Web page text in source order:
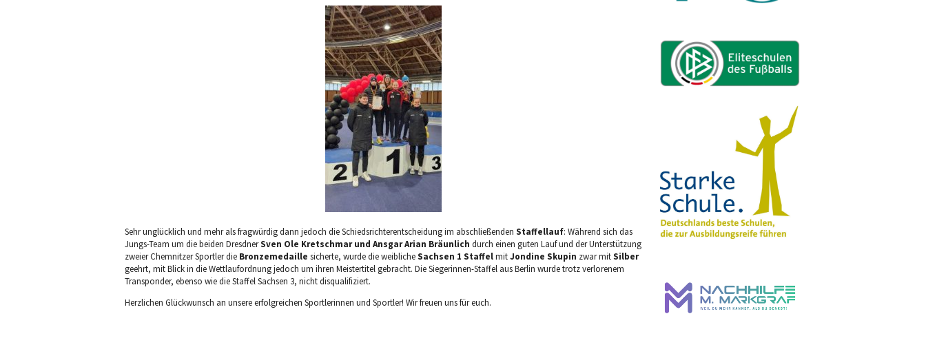
Sehr unglücklich und mehr als fragwürdig dann jedoch die Schiedsrichterentscheidung im abschließenden Staffellauf: Während sich das
Jungs-Team um die beiden DresdnerSven Ole Kretschmar und Ansgar Arian Bräunlich durch einen guten Lauf und der Unterstützung
zweier Chemnitzer Sportler die Bronzemedaille sicherte, wurde die weiblicheSachsen 1 StaffelmitJondine Skupin zwar mitSilber
geehrt, mit Blick in die Wettlaufordnung jedoch um ihren Meistertitel gebracht. Die Siegerinnen-Staffel aus Berlin wurde trotz verlorenem
Transponder, ebenso wie die Staffel Sachsen 3, nicht disqualifiziert.
Herzlichen Glückwunsch an unsere erfolgreichen Sportlerinnen und Sportler! Wir freuen uns für euch.